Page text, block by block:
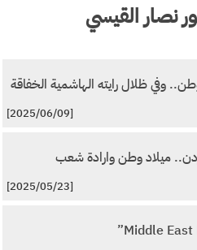
نصار القيسي
وفي ظلال رايته الهاشمية الخفاقة
[2025/06/09]
ميلاد وطن وارادة شعب
[2025/05/23]